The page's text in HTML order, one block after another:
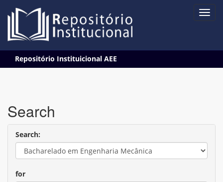
navigation
Repositório Instituicional AEE
Search
Search:
for